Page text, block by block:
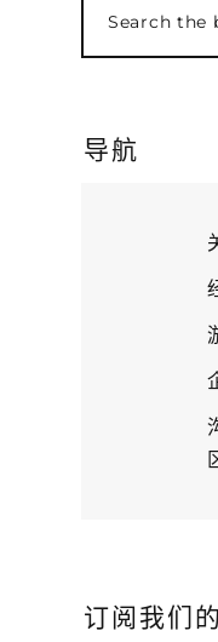
Search the
导航
订阅我们